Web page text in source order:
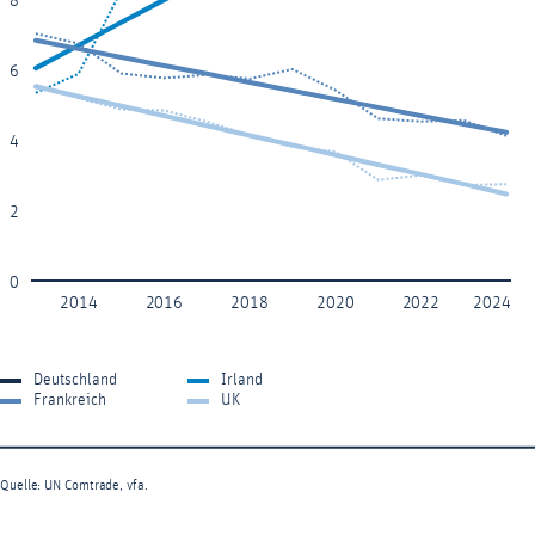
2014 2016 2018 2020 2022 2024
0
2
4
6
Quelle: UN Comtrade, vfa.
Deutschland
Irland
Frankreich
UK